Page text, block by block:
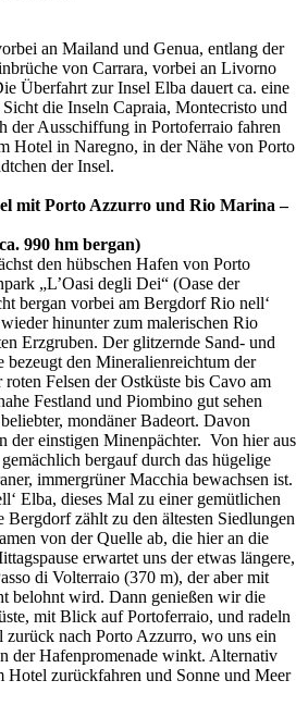
an Mailand und Genua, entlang der
von Carrara, vorbei an Livorno
Überfahrt zur Insel Elba dauert ca. eine
die Inseln Capraia, Montecristo und
der Ausschiffung in Portoferraio fahren
Hotel in Naregno, in der Nähe von Porto
der Insel.
mit Porto Azzurro und Rio Marina –
990 hm bergan)
den hübschen Hafen von Porto
„L’Oasi degli Dei“ (Oase der
bergan vorbei am Bergdorf Rio nell‘
hinunter zum malerischen Rio
Erzgruben. Der glitzernde Sand- und
bezeugt den Mineralienreichtum der
Felsen der Ostküste bis Cavo am
Festland und Piombino gut sehen
mondäner Badeort. Davon
der einstigen Minenpächter. Von hier aus
bergauf durch das hügelige
immergrüner Macchia bewachsen ist.
Elba, dieses Mal zu einer gemütlichen
zählt zu den ältesten Siedlungen
von der Quelle ab, die hier an die
erwartet uns der etwas längere,
di Volterraio (370 m), der aber mit
belohnt wird. Dann genießen wir die
mit Blick auf Portoferraio, und radeln
nach Porto Azzurro, wo uns ein
der Hafenpromenade winkt. Alternativ
Hotel zurückfahren und Sonne und Meer